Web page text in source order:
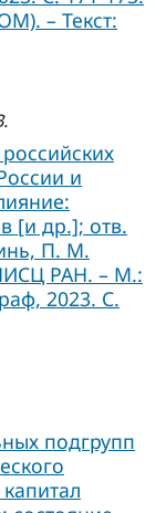
– Текст:
и
[и др.]; отв.
П. М.
РАН. – М.:
2023. С.
подгрупп